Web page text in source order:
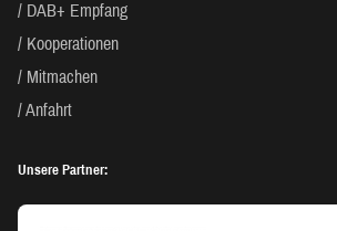
DAB+ Empfang
Kooperationen
Mitmachen
Anfahrt
Unsere Partner: